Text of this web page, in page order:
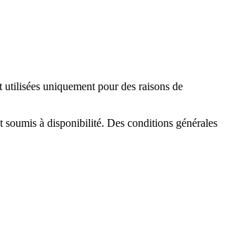
uniquement pour des raisons de
à disponibilité. Des conditions générales